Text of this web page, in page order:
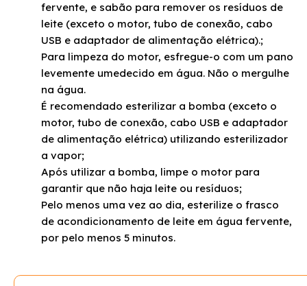
fervente, e sabão para remover os resíduos de
leite (exceto o motor, tubo de conexão, cabo
USB e adaptador de alimentação elétrica).;
Para limpeza do motor, esfregue-o com um pano
levemente umedecido em água. Não o mergulhe
na água.
É recomendado esterilizar a bomba (exceto o
motor, tubo de conexão, cabo USB e adaptador
de alimentação elétrica) utilizando esterilizador
a vapor;
Após utilizar a bomba, limpe o motor para
garantir que não haja leite ou resíduos;
Pelo menos uma vez ao dia, esterilize o frasco
de acondicionamento de leite em água fervente,
por pelo menos 5 minutos.